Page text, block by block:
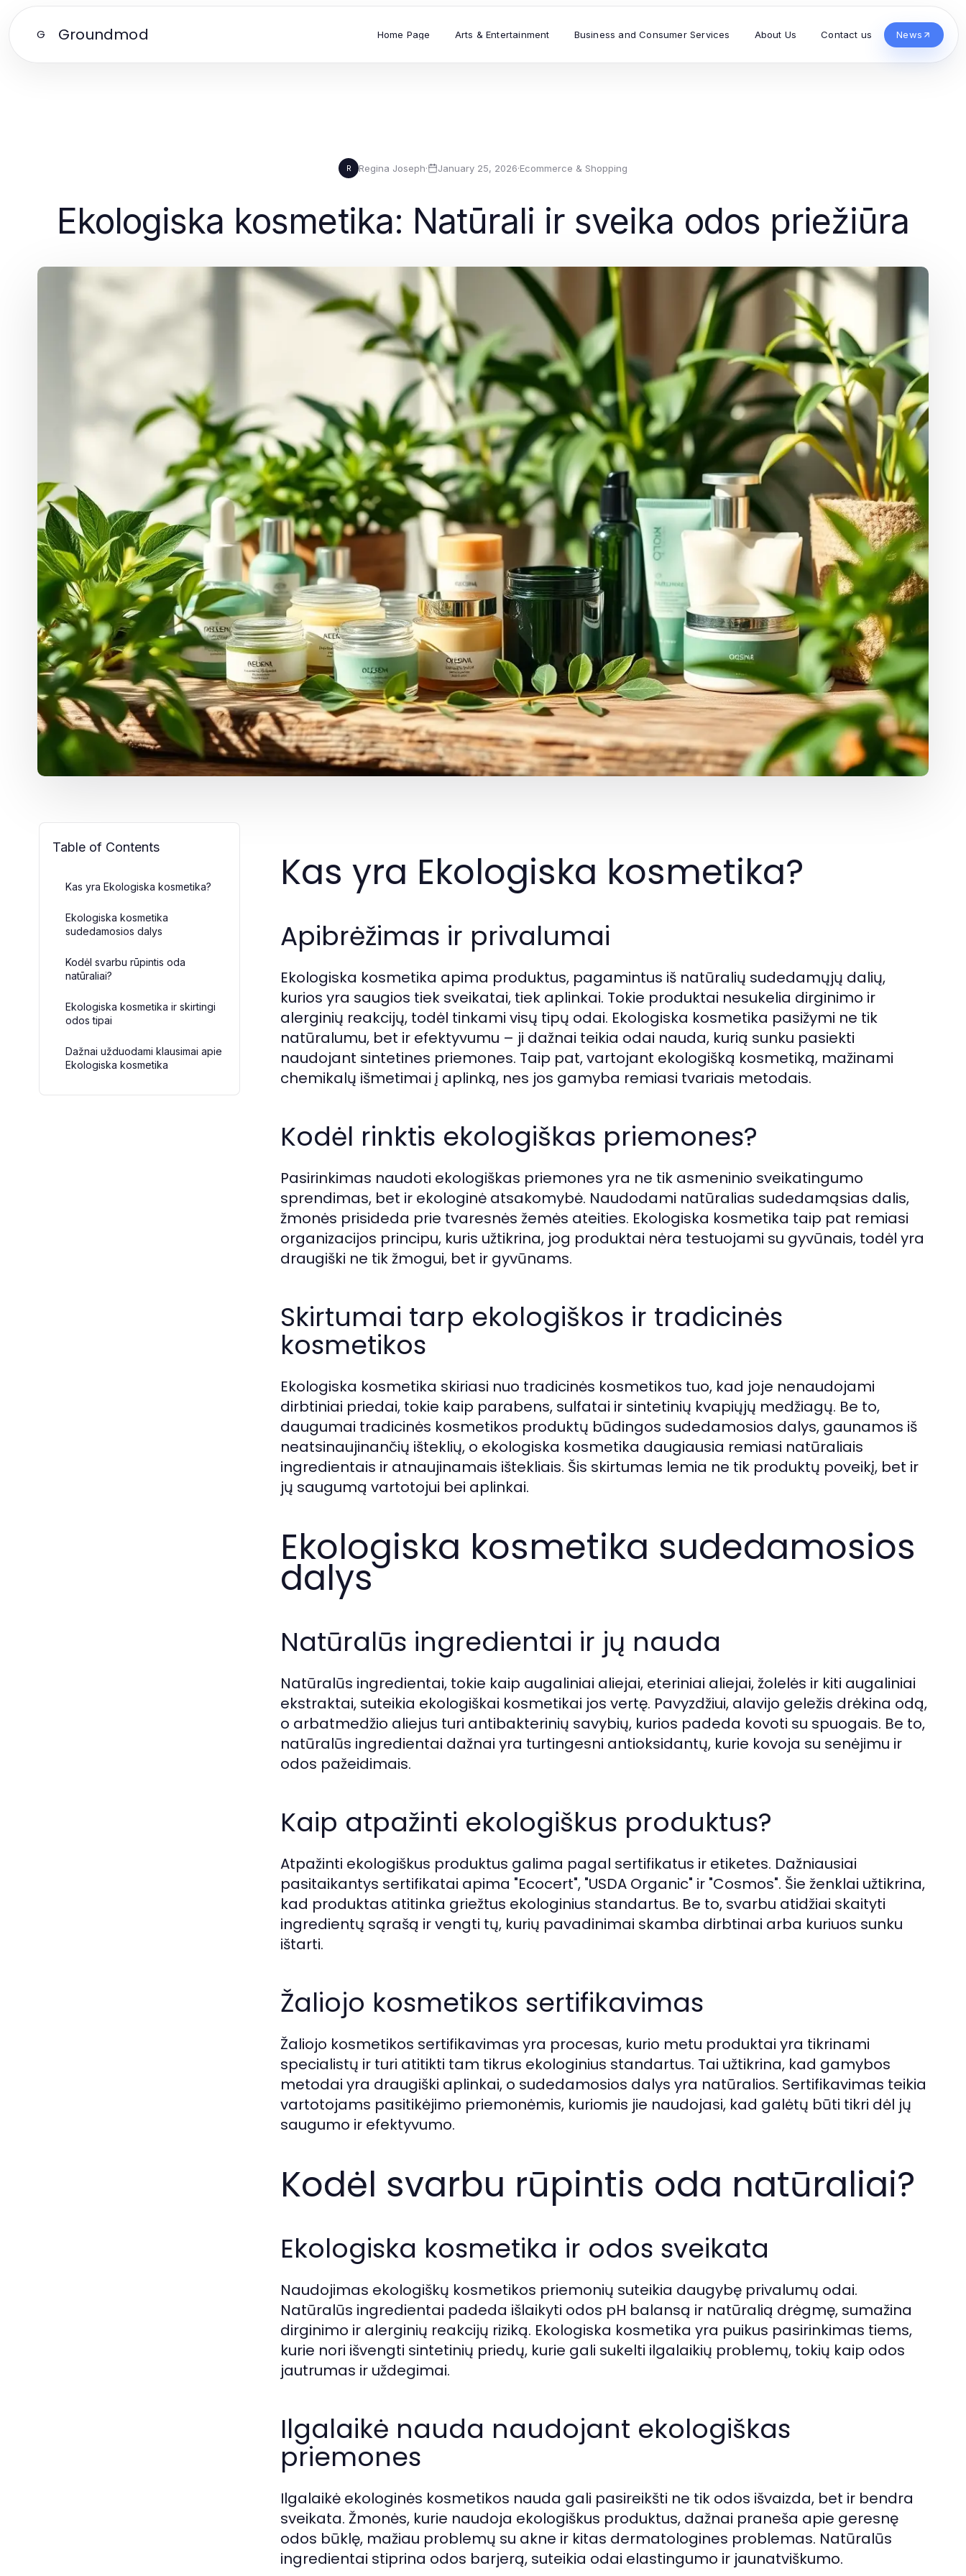
G Groundmod Home Page Arts & Entertainment Business and Consumer Services About Us Contact us News
R Regina Joseph· January 25, 2026·Ecommerce & Shopping
Ekologiska kosmetika: Natūrali ir sveika odos priežiūra
Table of Contents
Kas yra Ekologiska kosmetika?
Ekologiska kosmetika
sudedamosios dalys
Kodėl svarbu rūpintis oda
natūraliai?
Ekologiska kosmetika ir skirtingi
odos tipai
Dažnai užduodami klausimai apie
Ekologiska kosmetika
Kas yra Ekologiska kosmetika?
Apibrėžimas ir privalumai
Ekologiska kosmetika apima produktus, pagamintus iš natūralių sudedamųjų dalių,
kurios yra saugios tiek sveikatai, tiek aplinkai. Tokie produktai nesukelia dirginimo ir
alerginių reakcijų, todėl tinkami visų tipų odai. Ekologiska kosmetika pasižymi ne tik
natūralumu, bet ir efektyvumu – ji dažnai teikia odai nauda, kurią sunku pasiekti
naudojant sintetines priemones. Taip pat, vartojant ekologišką kosmetiką, mažinami
chemikalų išmetimai į aplinką, nes jos gamyba remiasi tvariais metodais.
Kodėl rinktis ekologiškas priemones?
Pasirinkimas naudoti ekologiškas priemones yra ne tik asmeninio sveikatingumo
sprendimas, bet ir ekologinė atsakomybė. Naudodami natūralias sudedamąsias dalis,
žmonės prisideda prie tvaresnės žemės ateities. Ekologiska kosmetika taip pat remiasi
organizacijos principu, kuris užtikrina, jog produktai nėra testuojami su gyvūnais, todėl yra
draugiški ne tik žmogui, bet ir gyvūnams.
Skirtumai tarp ekologiškos ir tradicinės
kosmetikos
Ekologiska kosmetika skiriasi nuo tradicinės kosmetikos tuo, kad joje nenaudojami
dirbtiniai priedai, tokie kaip parabens, sulfatai ir sintetinių kvapiųjų medžiagų. Be to,
daugumai tradicinės kosmetikos produktų būdingos sudedamosios dalys, gaunamos iš
neatsinaujinančių išteklių, o ekologiska kosmetika daugiausia remiasi natūraliais
ingredientais ir atnaujinamais ištekliais. Šis skirtumas lemia ne tik produktų poveikį, bet ir
jų saugumą vartotojui bei aplinkai.
Ekologiska kosmetika sudedamosios
dalys
Natūralūs ingredientai ir jų nauda
Natūralūs ingredientai, tokie kaip augaliniai aliejai, eteriniai aliejai, žolelės ir kiti augaliniai
ekstraktai, suteikia ekologiškai kosmetikai jos vertę. Pavyzdžiui, alavijo geležis drėkina odą,
o arbatmedžio aliejus turi antibakterinių savybių, kurios padeda kovoti su spuogais. Be to,
natūralūs ingredientai dažnai yra turtingesni antioksidantų, kurie kovoja su senėjimu ir
odos pažeidimais.
Kaip atpažinti ekologiškus produktus?
Atpažinti ekologiškus produktus galima pagal sertifikatus ir etiketes. Dažniausiai
pasitaikantys sertifikatai apima "Ecocert", "USDA Organic" ir "Cosmos". Šie ženklai užtikrina,
kad produktas atitinka griežtus ekologinius standartus. Be to, svarbu atidžiai skaityti
ingredientų sąrašą ir vengti tų, kurių pavadinimai skamba dirbtinai arba kuriuos sunku
ištarti.
Žaliojo kosmetikos sertifikavimas
Žaliojo kosmetikos sertifikavimas yra procesas, kurio metu produktai yra tikrinami
specialistų ir turi atitikti tam tikrus ekologinius standartus. Tai užtikrina, kad gamybos
metodai yra draugiški aplinkai, o sudedamosios dalys yra natūralios. Sertifikavimas teikia
vartotojams pasitikėjimo priemonėmis, kuriomis jie naudojasi, kad galėtų būti tikri dėl jų
saugumo ir efektyvumo.
Kodėl svarbu rūpintis oda natūraliai?
Ekologiska kosmetika ir odos sveikata
Naudojimas ekologiškų kosmetikos priemonių suteikia daugybę privalumų odai.
Natūralūs ingredientai padeda išlaikyti odos pH balansą ir natūralią drėgmę, sumažina
dirginimo ir alerginių reakcijų riziką. Ekologiska kosmetika yra puikus pasirinkimas tiems,
kurie nori išvengti sintetinių priedų, kurie gali sukelti ilgalaikių problemų, tokių kaip odos
jautrumas ir uždegimai.
Ilgalaikė nauda naudojant ekologiškas
priemones
Ilgalaikė ekologinės kosmetikos nauda gali pasireikšti ne tik odos išvaizda, bet ir bendra
sveikata. Žmonės, kurie naudoja ekologiškus produktus, dažnai praneša apie geresnę
odos būklę, mažiau problemų su akne ir kitas dermatologines problemas. Natūralūs
ingredientai stiprina odos barjerą, suteikia odai elastingumo ir jaunatviškumo.